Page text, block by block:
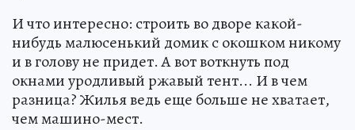
И что интересно: строить во дворе какой-
нибудь малюсенький домик с окошком никому
и в голову не придет. А вот воткнуть под
окнами уродливый ржавый тент... И в чем
разница? Жилья ведь еще больше не хватает,
чем машино-мест.